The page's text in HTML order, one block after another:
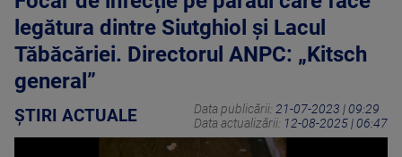
legătura dintre Siutghiol şi Lacul
Tăbăcăriei. Directorul ANPC: „Kitsch
general”
ȘTIRI ACTUALE Data publicării: 21-07-2023 | 09:29
Data actualizării: 12-08-2025 | 06:47